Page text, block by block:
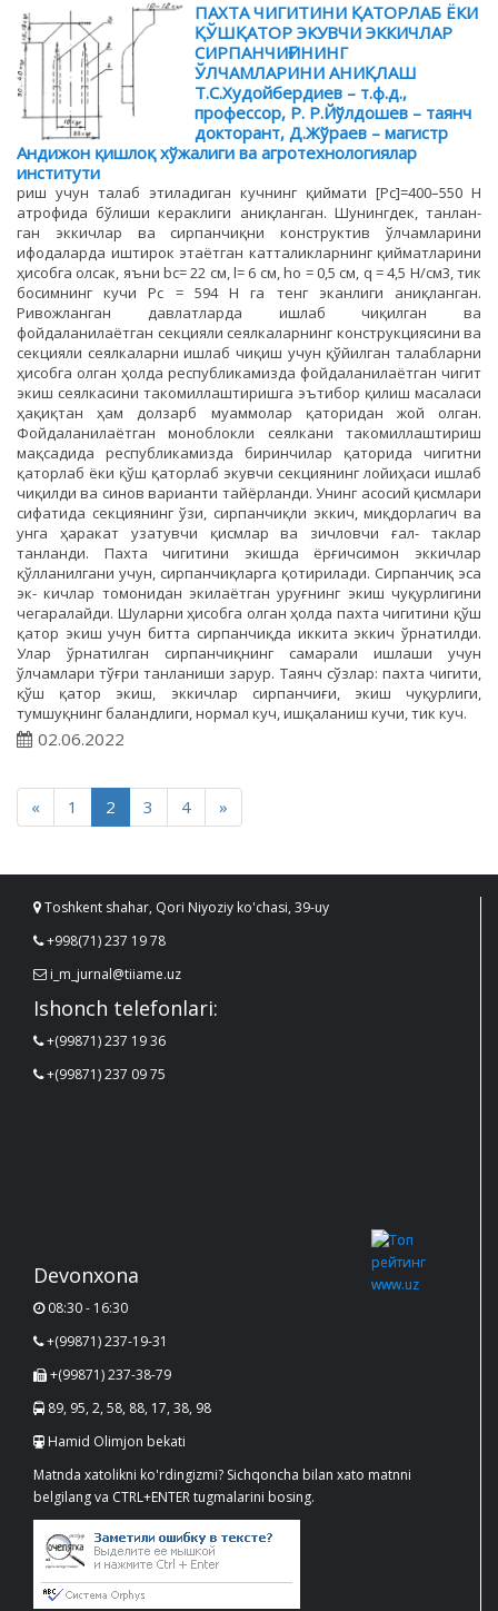
ПАХТА ЧИГИТИНИ ҚАТОРЛАБ ЁКИ
ҚЎШҚАТОР ЭКУВЧИ ЭККИЧЛАР
СИРПАНЧИҒИНИНГ
ЎЛЧАМЛАРИНИ АНИҚЛАШ
Т.С.Худойбердиев – т.ф.д.,
профессор, Р. Р.Йўлдошев – таянч
докторант, Д.Жўраев – магистр
Андижон қишлоқ хўжалиги ва агротехнологиялар
институти
риш учун талаб этиладиган кучнинг қиймати [Рc]=400–550 Н
атрофида бўлиши кераклиги аниқланган. Шунингдек, танлан-
ган эккичлар ва сирпанчиқни конструктив ўлчамларини
ифодаларда иштирок этаётган катталикларнинг қийматларини
ҳисобга олсак, яъни bc= 22 см, l= 6 см, ho = 0,5 см, q = 4,5 Н/см3, тик
босимнинг кучи Рc = 594 Н га тенг эканлиги аниқланган.
Ривожланган давлатларда ишлаб чиқилган ва
фойдаланилаётган секцияли сеялкаларнинг конструкциясини ва
секцияли сеялкаларни ишлаб чиқиш учун қўйилган талабларни
ҳисобга олган ҳолда республикамизда фойдаланилаётган чигит
экиш сеялкасини такомиллаштиришга эътибор қилиш масаласи
ҳақиқтан ҳам долзарб муаммолар қаторидан жой олган.
Фойдаланилаётган моноблокли сеялкани такомиллаштириш
мақсадида республикамизда биринчилар қаторида чигитни
қаторлаб ёки қўш қаторлаб экувчи секциянинг лойиҳаси ишлаб
чиқилди ва синов варианти тайёрланди. Унинг асосий қисмлари
сифатида секциянинг ўзи, сирпанчиқли эккич, миқдорлагич ва
унга ҳаракат узатувчи қисмлар ва зичловчи ғал- таклар
танланди. Пахта чигитини экишда ёрғичсимон эккичлар
қўлланилгани учун, сирпанчиқларга қотирилади. Сирпанчиқ эса
эк- кичлар томонидан экилаётган уруғнинг экиш чуқурлигини
чегаралайди. Шуларни ҳисобга олган ҳолда пахта чигитини қўш
қатор экиш учун битта сирпанчиқда иккита эккич ўрнатилди.
Улар ўрнатилган сирпанчиқнинг самарали ишлаши учун
ўлчамлари тўғри танланиши зарур. Таянч сўзлар: пахта чигити,
қўш қатор экиш, эккичлар сирпанчиғи, экиш чуқурлиги,
тумшуқнинг баландлиги, нормал куч, ишқаланиш кучи, тик куч.
02.06.2022
« 1 2 3 4 »
Toshkent shahar, Qori Niyoziy ko'chasi, 39-uy
+998(71) 237 19 78
i_m_jurnal@tiiame.uz
Ishonch telefonlari:
+(99871) 237 19 36
+(99871) 237 09 75
Devonxona
08:30 - 16:30
+(99871) 237-19-31
+(99871) 237-38-79
89, 95, 2, 58, 88, 17, 38, 98
Hamid Olimjon bekati
Matnda xatolikni ko'rdingizmi? Sichqoncha bilan xato matnni
belgilang va CTRL+ENTER tugmalarini bosing.